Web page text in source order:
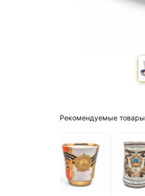
Рекомендуемые товары